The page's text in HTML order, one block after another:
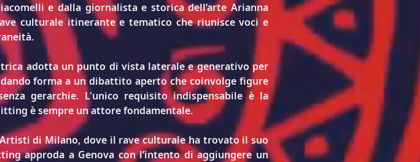
e dalla giornalista e storica dell’arte Arianna
culturale itinerante e tematico che riunisce voci e
adotta un punto di vista laterale e generativo per
forma a un dibattito aperto che coinvolge figure
gerarchie. L'unico requisito indispensabile è la
è sempre un attore fondamentale.
di Milano, dove il rave culturale ha trovato il suo
approda a Genova con l’intento di aggiungere un